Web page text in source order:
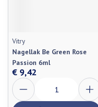
Vitry
Nagellak Be Green Rose
Passion 6ml
€ 9,42
Aantal